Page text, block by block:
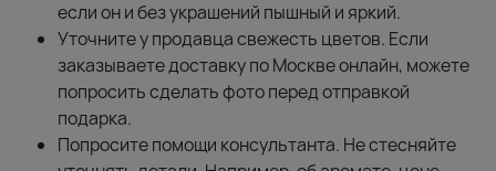
если он и без украшений пышный и яркий.
Уточните у продавца свежесть цветов. Если
заказываете доставку по Москве онлайн, можете
попросить сделать фото перед отправкой
подарка.
Попросите помощи консультанта. Не стесняйте